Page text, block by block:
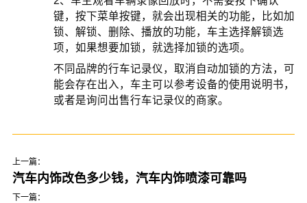
键，按下菜单按键，就会出现相关的功能，比如加
锁、解锁、删除、播放的功能，车主选择解锁选
项，如果想要加锁，就选择加锁的选项。
不同品牌的行车记录仪，取消自动加锁的方法，可
能会存在出入，车主可以参考设备的使用说明书，
或者是询问出售行车记录仪的商家。
上一篇：
汽车内饰改色多少钱，汽车内饰喷漆可靠吗
下一篇：